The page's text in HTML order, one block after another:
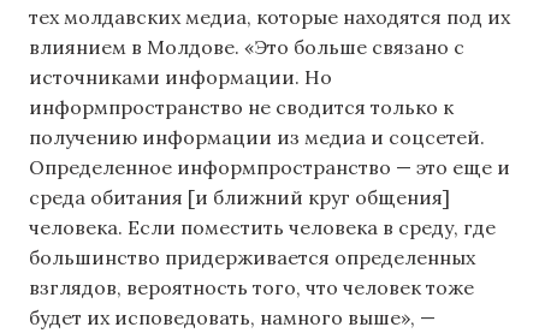
тех молдавских медиа, которые находятся под их
влиянием в Молдове. «Это больше связано с
источниками информации. Но
информпространство не сводится только к
получению информации из медиа и соцсетей.
Определенное информпространство — это еще и
среда обитания [и ближний круг общения]
человека. Если поместить человека в среду, где
большинство придерживается определенных
взглядов, вероятность того, что человек тоже
будет их исповедовать, намного выше», —